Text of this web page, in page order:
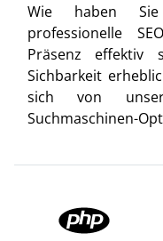
Wie haben
professionelle
Präsenz effektiv
Sichbarkeit
sich von
Suchmaschinen-